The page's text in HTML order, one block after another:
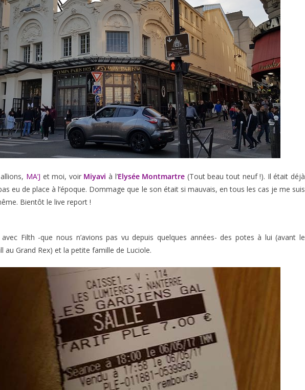
MA’J et moi, voir Miyavi à l’Elysée Montmartre (Tout beau tout neuf !). Il était déjà
eu de place à l’époque. Dommage que le son était si mauvais, en tous les cas je me suis
Bientôt le live report !
Filth -que nous n’avions pas vu depuis quelques années- des potes à lui (avant le
au Grand Rex) et la petite famille de Luciole.